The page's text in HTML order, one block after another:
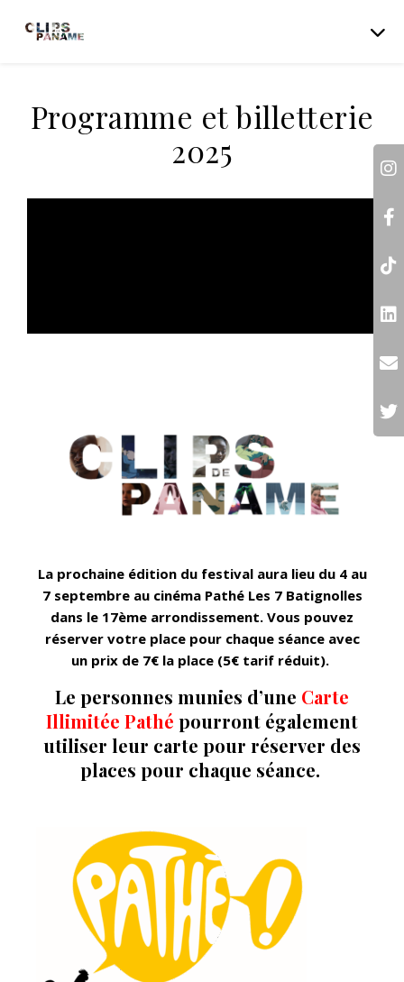
Programme et billetterie
2025
La prochaine édition du festival aura lieu du 4 au
7 septembre au cinéma Pathé Les 7 Batignolles
dans le 17ème arrondissement. Vous pouvez
réserver votre place pour chaque séance avec
un prix de 7€ la place (5€ tarif réduit).
Le personnes munies d’une Carte
Illimitée Pathé pourront également
utiliser leur carte pour réserver des
places pour chaque séance.